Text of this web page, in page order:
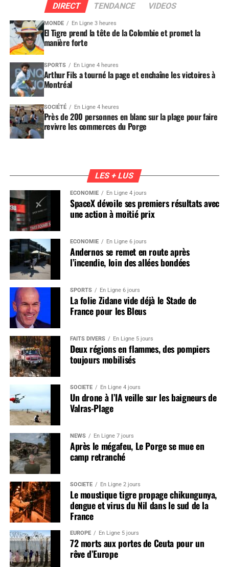
DIRECT TENDANCE VIDEOS
MONDE En Ligne 3 heures
El Tigre prend la tête de la Colombie et promet la
manière forte
SPORTS En Ligne 4 heures
Arthur Fils a tourné la page et enchaîne les victoires à
Montréal
SOCIÉTÉ En Ligne 4 heures
Près de 200 personnes en blanc sur la plage pour faire
revivre les commerces du Porge
LES + LUS
ÉCONOMIE En Ligne 4 jours
SpaceX dévoile ses premiers résultats avec
une action à moitié prix
ÉCONOMIE En Ligne 6 jours
Andernos se remet en route après
l’incendie, loin des allées bondées
SPORTS En Ligne 6 jours
La folie Zidane vide déjà le Stade de
France pour les Bleus
FAITS DIVERS En Ligne 5 jours
Deux régions en flammes, des pompiers
toujours mobilisés
SOCIÉTÉ En Ligne 4 jours
Un drone à l’IA veille sur les baigneurs de
Valras-Plage
NEWS En Ligne 7 jours
Après le mégafeu, Le Porge se mue en
camp retranché
SOCIÉTÉ En Ligne 2 jours
Le moustique tigre propage chikungunya,
dengue et virus du Nil dans le sud de la
France
EUROPE En Ligne 5 jours
72 morts aux portes de Ceuta pour un
rêve d’Europe